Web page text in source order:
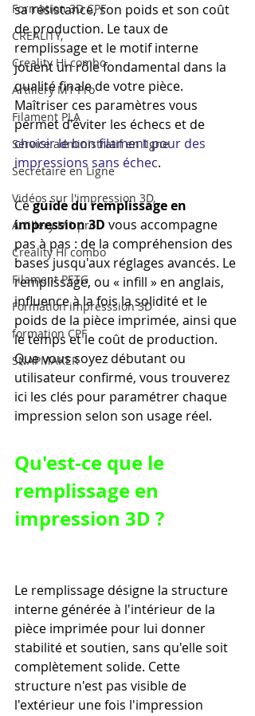
Formation 3D CPF
CREALITY,
Creality Hi combo
Artillery M1 Pro
Filament PLA
Service administratif en ligne
Secrétaire en Ligne
Vidéos sur l'impression 3D,
Artillery M1 pro
Creality HI combo
Filament PETG
Formation impresssion 3D
formation CPF
SNAPMAKER
sa résistance, son poids et son coût
de production. Le taux de
remplissage et le motif interne
jouent un rôle fondamental dans la
qualité finale de votre pièce.
Maîtriser ces paramètres vous
permet d'éviter les échecs et de
choisir le bon filament pour des
impressions sans échec.
Ce guide du remplissage en
impression 3D vous accompagne
pas à pas : de la compréhension des
bases jusqu'aux réglages avancés. Le
remplissage, ou « infill » en anglais,
influence à la fois la solidité et le
poids de la pièce imprimée, ainsi que
le temps et le coût de production.
Que vous soyez débutant ou
utilisateur confirmé, vous trouverez
ici les clés pour paramétrer chaque
impression selon son usage réel.
Qu'est-ce que le
remplissage en
impression 3D ?
Le remplissage désigne la structure
interne générée à l'intérieur de la
pièce imprimée pour lui donner
stabilité et soutien, sans qu'elle soit
complètement solide. Cette
structure n'est pas visible de
l'extérieur une fois l'impression